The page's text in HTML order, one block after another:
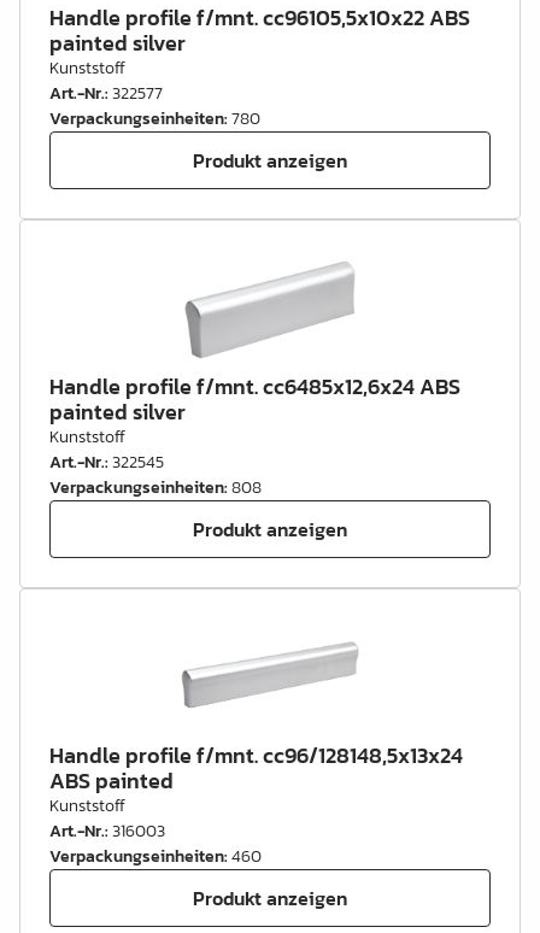
Handle profile f/mnt. cc96105,5x10x22 ABS
painted silver
Kunststoff
Art.-Nr.:322577
Verpackungseinheiten:780
Produkt anzeigen
Handle profile f/mnt. cc6485x12,6x24 ABS
painted silver
Kunststoff
Art.-Nr.:322545
Verpackungseinheiten:808
Produkt anzeigen
Handle profile f/mnt. cc96/128148,5x13x24
ABS painted
Kunststoff
Art.-Nr.:316003
Verpackungseinheiten:460
Produkt anzeigen